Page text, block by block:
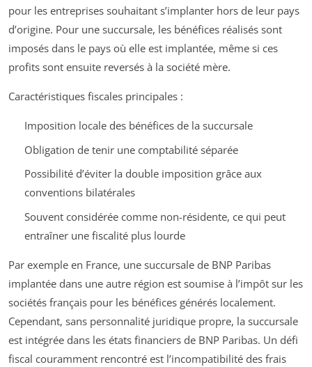
pour les entreprises souhaitant s’implanter hors de leur pays
d’origine. Pour une succursale, les bénéfices réalisés sont
imposés dans le pays où elle est implantée, même si ces
profits sont ensuite reversés à la société mère.
Caractéristiques fiscales principales :
Imposition locale des bénéfices de la succursale
Obligation de tenir une comptabilité séparée
Possibilité d’éviter la double imposition grâce aux
conventions bilatérales
Souvent considérée comme non-résidente, ce qui peut
entraîner une fiscalité plus lourde
Par exemple en France, une succursale de BNP Paribas
implantée dans une autre région est soumise à l’impôt sur les
sociétés français pour les bénéfices générés localement.
Cependant, sans personnalité juridique propre, la succursale
est intégrée dans les états financiers de BNP Paribas. Un défi
fiscal couramment rencontré est l’incompatibilité des frais